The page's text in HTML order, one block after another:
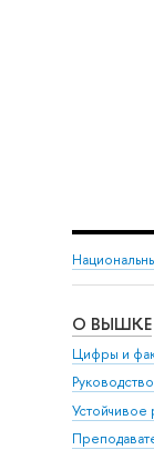
О ВЫШКЕ
Цифры и